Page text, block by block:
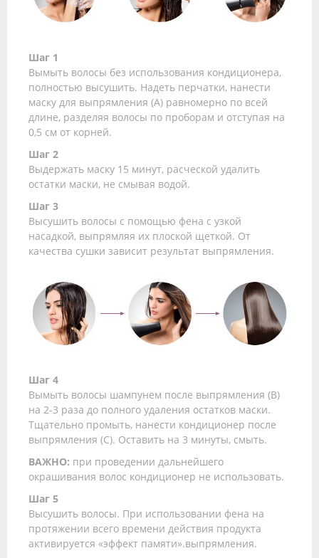
Шаг 1
Вымыть волосы без использования кондиционера,
полностью высушить. Надеть перчатки, нанести
маску для выпрямления (А) равномерно по всей
длине, разделяя волосы по проборам и отступая на
0,5 см от корней.
Шаг 2
Выдержать маску 15 минут, расческой удалить
остатки маски, не смывая водой.
Шаг 3
Высушить волосы с помощью фена с узкой
насадкой, выпрямляя их плоской щеткой. От
качества сушки зависит результат выпрямления.
Шаг 4
Вымыть волосы шампунем после выпрямления (B)
на 2-3 раза до полного удаления остатков маски.
Тщательно промыть, нанести кондиционер после
выпрямления (C). Оставить на 3 минуты, смыть.
ВАЖНО: при проведении дальнейшего
окрашивания волос кондиционер не использовать.
Шаг 5
Высушить волосы. При использовании фена на
протяжении всего времени действия продукта
активируется «эффект памяти».выпрямления.